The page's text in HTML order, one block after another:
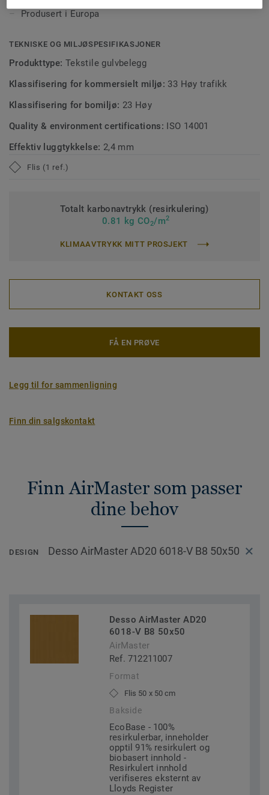
teppefliser av standardtype (medianverdier).
Produsert i Europa
TEKNISKE OG MILJØSPESIFIKASJONER
Produkttype: Tekstile gulvbelegg
Klassifisering for kommersielt miljø: 33 Høy trafikk
Klassifisering for bomiljø: 23 Høy
Quality & environment certifications: ISO 14001
Effektiv luggtykkelse: 2,4 mm
Flis (1 ref.)
Totalt karbonavtrykk (resirkulering)
0.81 kg CO2/m2
KLIMAAVTRYKK MITT PROSJEKT
KONTAKT OSS
FÅ EN PRØVE
Legg til for sammenligning
Finn din salgskontakt
Finn AirMaster som passer
dine behov
DESIGN Desso AirMaster AD20 6018-V B8 50x50
Desso AirMaster AD20
6018-V B8 50x50
AirMaster
Ref. 712211007
Format
Flis 50 x 50 cm
Bakside
EcoBase - 100%
resirkulerbar, inneholder
opptil 91% resirkulert og
biobasert innhold -
Resirkulert innhold
verifiseres eksternt av
Lloyds Register